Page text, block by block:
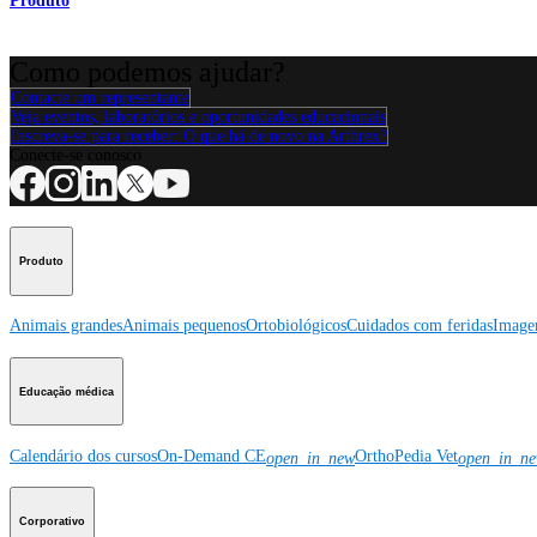
Contacte um representante
Veja eventos, laboratórios e oportunidades educacionais
Inscreva-se para receber: O que há de novo na Arthrex?
Produto
Animais grandesAnimais pequenosOrtobiológicosCuidados com feridas
Educação médica
Calendário dos cursosOn-Demand CEopen_in_newOrthoPedia Vet
Corporativo